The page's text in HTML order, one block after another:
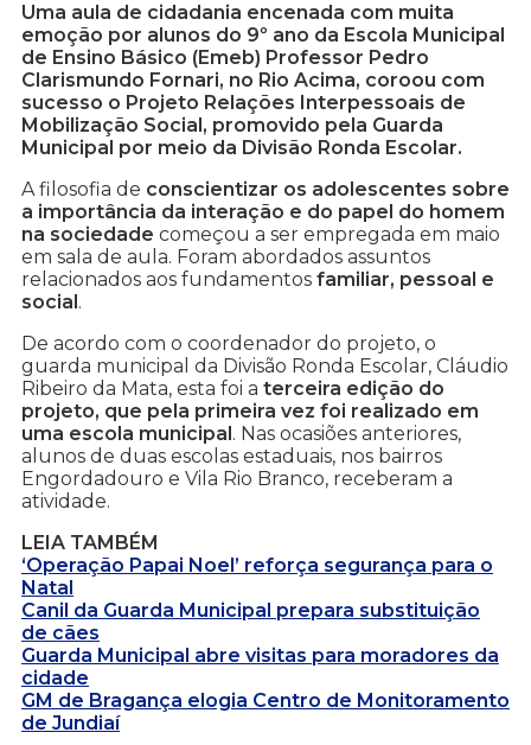
Uma aula de cidadania encenada com muita
emoção por alunos do 9º ano da Escola Municipal
de Ensino Básico (Emeb) Professor Pedro
Clarismundo Fornari, no Rio Acima, coroou com
sucesso o Projeto Relações Interpessoais de
Mobilização Social, promovido pela Guarda
Municipal por meio da Divisão Ronda Escolar.
A filosofia de conscientizar os adolescentes sobre
a importância da interação e do papel do homem
na sociedade começou a ser empregada em maio
em sala de aula. Foram abordados assuntos
relacionados aos fundamentos familiar, pessoal e
social.
De acordo com o coordenador do projeto, o
guarda municipal da Divisão Ronda Escolar, Cláudio
Ribeiro da Mata, esta foi a terceira edição do
projeto, que pela primeira vez foi realizado em
uma escola municipal. Nas ocasiões anteriores,
alunos de duas escolas estaduais, nos bairros
Engordadouro e Vila Rio Branco, receberam a
atividade.
LEIA TAMBÉM
‘Operação Papai Noel’ reforça segurança para o
Natal
Canil da Guarda Municipal prepara substituição
de cães
Guarda Municipal abre visitas para moradores da
cidade
GM de Bragança elogia Centro de Monitoramento
de Jundiaí